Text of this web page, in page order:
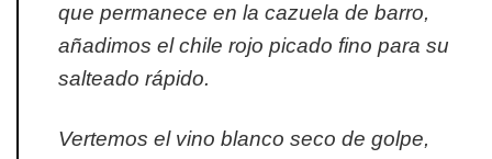
que permanece en la cazuela de barro,
añadimos el chile rojo picado fino para su
salteado rápido.
Vertemos el vino blanco seco de golpe,